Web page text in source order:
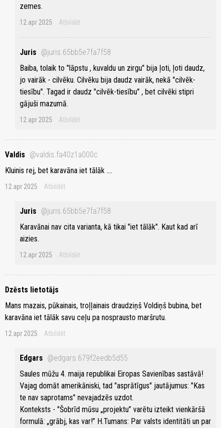
zemes.
12.apr 2025 Atbildēt
Juris @juris.65bb5e7fa7f58
Baiba, tolaik to "lāpstu , kuvaldu un zirgu" bija ļoti, ļoti daudz,
jo vairāk - cilvēku. Cilvēku bija daudz vairāk, nekā "cilvēk-
tiesību". Tagad ir daudz "cilvēk-tiesību" , bet cilvēki stipri
gājuši mazumā.
12.apr 2025 Atbildēt
Valdis @valdis.fa40z1a000c
Kluinis rej, bet karavāna iet tālāk ....
12.apr 2025 Atbildēt
Juris @juris.65bb5e7fa7f58
Karavānai nav cita varianta, kā tikai "iet tālāk". Kaut kad arī
aizies.
12.apr 2025 Atbildēt
Dzēsts lietotājs
Mans mazais, pūkainais, troļļainais draudziņš Voldiņš bubina, bet
karavāna iet tālāk savu ceļu pa nosprausto maršrutu.
12.apr 2025 Atbildēt
Edgars @edgars.679f2eedb5d55
Saules mūžu 4. maija republikai Eiropas Savienības sastāvā!
Vajag domāt amerikāniski, tad "asprātīgus" jautājumus: "Kas
te nav saprotams" nevajadzēs uzdot.
Konteksts - "Šobrīd mūsu „projektu” varētu izteikt vienkāršā
formulā: „grābj, kas var!” H.Tumans: Par valsts identitāti un par